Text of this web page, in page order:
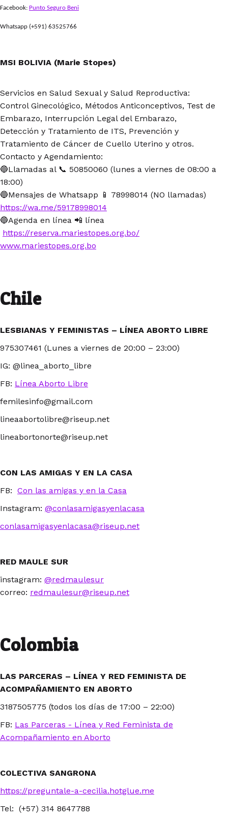
Facebook: Punto Seguro Beni
Whatsapp (+591) 63525766
MSI BOLIVIA (Marie Stopes)
Servicios en Salud Sexual y Salud Reproductiva:
Control Ginecológico, Métodos Anticonceptivos, Test de
Embarazo, Interrupción Legal del Embarazo,
Detección y Tratamiento de ITS, Prevención y
Tratamiento de Cáncer de Cuello Uterino y otros.
Contacto y Agendamiento:
🔵Llamadas al 📞 50850060 (lunes a viernes de 08:00 a
18:00)
🔵Mensajes de Whatsapp 📱 78998014 (NO llamadas)
https://wa.me/59178998014
🔵Agenda en línea 📲 línea
https://reserva.mariestopes.org.bo/
www.mariestopes.org.bo
Chile
LESBIANAS Y FEMINISTAS – LÍNEA ABORTO LIBRE
975307461 (Lunes a viernes de 20:00 – 23:00)
IG: @linea_aborto_libre
FB: Línea Aborto Libre
femilesinfo@gmail.com
lineaabortolibre@riseup.net
lineabortonorte@riseup.net
CON LAS AMIGAS Y EN LA CASA
FB: Con las amigas y en la Casa
Instagram: @conlasamigasyenlacasa
conlasamigasyenlacasa@riseup.net
RED MAULE SUR
instagram: @redmaulesur
correo: redmaulesur@riseup.net
Colombia
LAS PARCERAS – LÍNEA Y RED FEMINISTA DE
ACOMPAÑAMIENTO EN ABORTO
3187505775 (todos los días de 17:00 – 22:00)
FB: Las Parceras - Línea y Red Feminista de
Acompañamiento en Aborto
COLECTIVA SANGRONA
https://preguntale-a-cecilia.hotglue.me
Tel: (+57) 314 8647788